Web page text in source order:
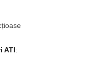
ATI: